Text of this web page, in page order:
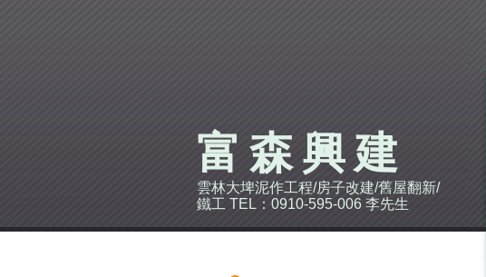
富森興建
雲林大埤泥作工程/房子改建/舊屋翻新/
鐵工 TEL：0910-595-006 李先生